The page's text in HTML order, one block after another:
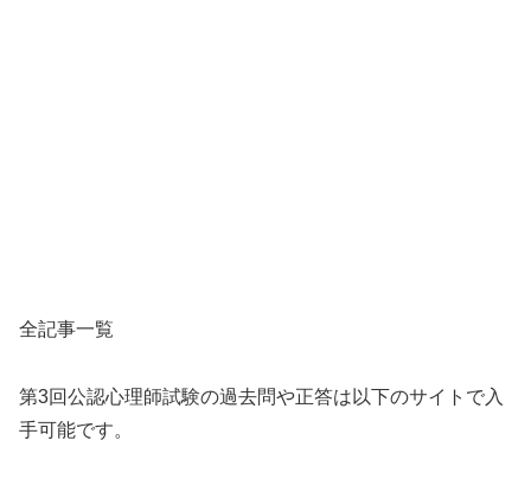
全記事一覧
第3回公認心理師試験の過去問や正答は以下のサイトで入
手可能です。